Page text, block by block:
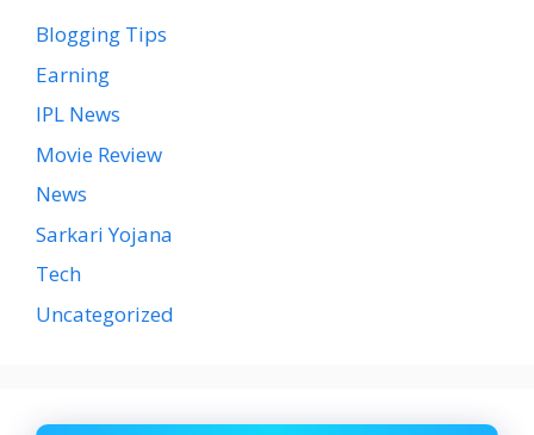
Blogging Tips
Earning
IPL News
Movie Review
News
Sarkari Yojana
Tech
Uncategorized